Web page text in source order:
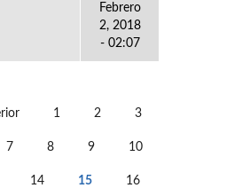
Febrero
2, 2018
- 02:07
1 2 3
7 8 9 10
14 15 16